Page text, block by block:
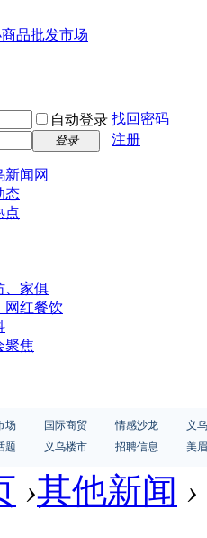
品批发市场
自动登录 找回密码
登录 注册
新闻网
态
点
、家俱
网红餐饮
聚焦
场 国际商贸 情感沙龙
义
题 义乌楼市 招聘信息 美
›其他新闻 ›